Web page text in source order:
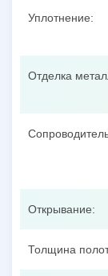
Уплотнение:
Отделка
Открывание:
Толщина